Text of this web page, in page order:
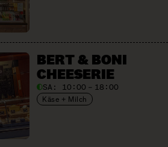
BERT & BONI
CHEESERIE
SA: 10:00 – 18:00
Käse + Milch